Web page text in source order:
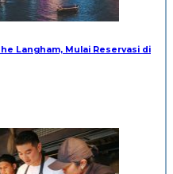
Langham, Mulai Reservasi di